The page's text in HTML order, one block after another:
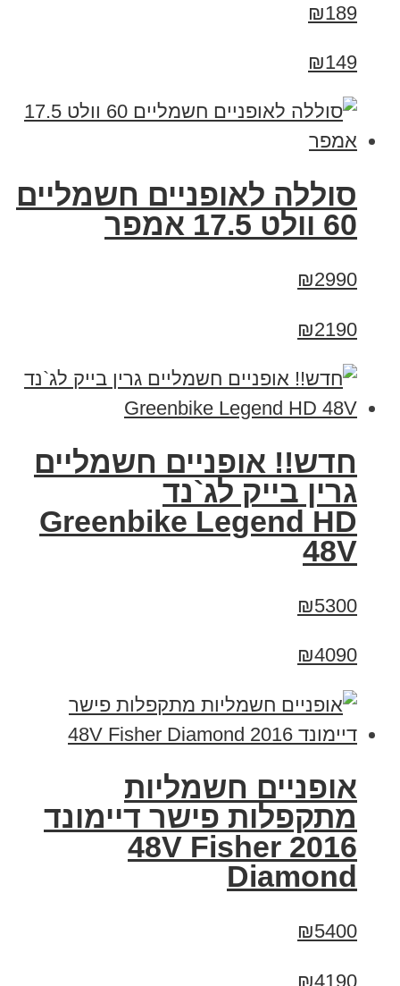
₪189
₪149
סוללה לאופניים חשמליים
60 וולט 17.5 אמפר
₪2990
₪2190
חדש!! אופניים חשמליים
גרין בייק לג`נד
Greenbike Legend HD
48V
₪5300
₪4090
אופניים חשמליות
מתקפלות פישר דיימונד
2016 48V Fisher
Diamond
₪5400
₪4190